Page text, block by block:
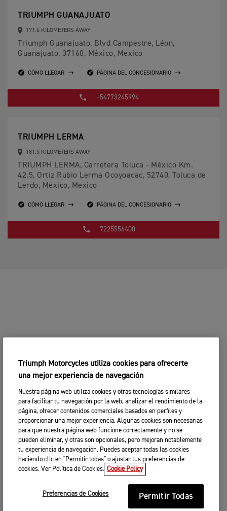
TRIUMPH GUANAJUATO
171.6 KILOMETERS AWAY
Triumph Guanajuato, Blvd Campestre, Léon,
Guanajuato, 37160, México, Mexico
CÓMO LLEGAR PÁGINA DEL CONCESIONARIO
+54773245994
TRIUMPH LERMA
181.5 KILOMETERS AWAY
TRIUMPH LERMA, Carretera Toluca - México Km.
42.5, Ortiz Rubio Lerma Ocoyoacac, 52740, Toluca de
Lerdo, México, Mexico
CÓMO LLEGAR PÁGINA DEL CONCESIONARIO
7225556400
Triumph Motorcycles utiliza cookies para ofrecerte
una mejor experiencia de navegación
Nuestra página web utiliza cookies y otras tecnologías similares
para facilitar tu navegación por la web, analizar el rendimiento de la
página, ofrecer contenidos comerciales basados en perfiles y
proporcionar una mejor experiencia. Algunas cookies son necesarias
para que nuestra página web funcione correctamente y no se
pueden eliminar, y otras son opcionales, pero mejoran notablemente
tu experiencia de navegación. Puedes aceptar todas las cookies
haciendo clic en "Permitir todas" o ajustar tus preferencias de
cookies. Ver Política de Cookies. Cookie Policy
Preferencias de Cookies Permitir Todas